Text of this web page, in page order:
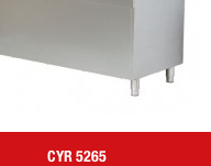
CYR 5265